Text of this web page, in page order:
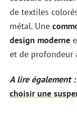
de textiles
métal. Une
design moderne
et de profondeur
A lire également :
choisir une